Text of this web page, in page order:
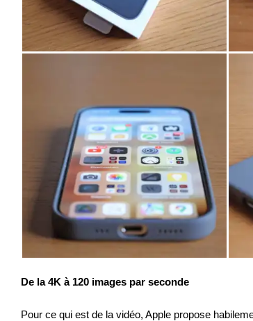
De la 4K à 120 images par seconde
Pour ce qui est de la vidéo, Apple propose